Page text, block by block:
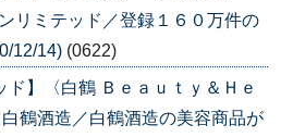
リミテッド／登録１６０万件の
12/14) (0622)
ド】〈白鶴 Ｂｅａｕｔｙ＆Ｈｅ
鶴酒造／白鶴酒造の美容商品が